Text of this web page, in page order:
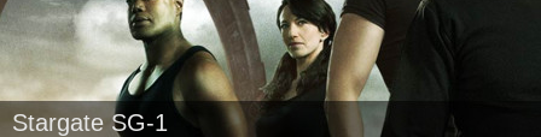
Stargate SG-1